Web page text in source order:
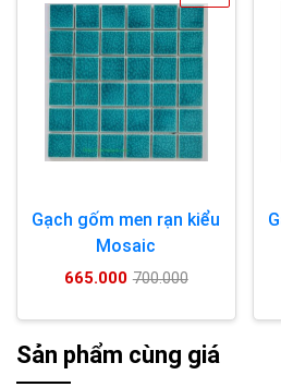
Gạch gốm men rạn kiểu
Mosaic
665.000 700.000
Sản phẩm cùng giá